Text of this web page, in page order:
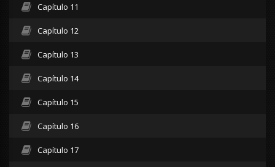
Capítulo 11
Capítulo 12
Capítulo 13
Capítulo 14
Capítulo 15
Capítulo 16
Capítulo 17